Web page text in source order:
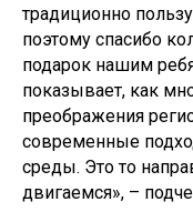
традиционно
поэтому спасибо
подарок нашим
показывает, как
преображения
современные
среды. Это то
двигаемся», –